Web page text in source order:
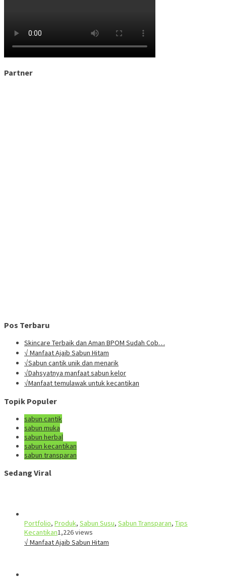
Partner
Pos Terbaru
Skincare Terbaik dan Aman BPOM Sudah Cob…
√ Manfaat Ajaib Sabun Hitam
√Sabun cantik unik dan menarik
√Dahsyatnya manfaat sabun kelor
√Manfaat temulawak untuk kecantikan
Topik Populer
sabun cantik
sabun muka
sabun herbal
sabun kecantikan
sabun transparan
Sedang Viral
Portfolio, Produk, Sabun Susu, Sabun Transparan, Tips
Kecantikan1,226 views
√ Manfaat Ajaib Sabun Hitam